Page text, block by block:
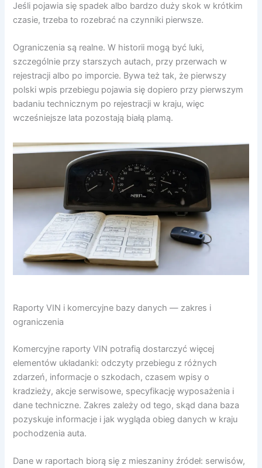
Jeśli pojawia się spadek albo bardzo duży skok w krótkim
czasie, trzeba to rozebrać na czynniki pierwsze.
Ograniczenia są realne. W historii mogą być luki,
szczególnie przy starszych autach, przy przerwach w
rejestracji albo po imporcie. Bywa też tak, że pierwszy
polski wpis przebiegu pojawia się dopiero przy pierwszym
badaniu technicznym po rejestracji w kraju, więc
wcześniejsze lata pozostają białą plamą.
Raporty VIN i komercyjne bazy danych — zakres i
ograniczenia
Komercyjne raporty VIN potrafią dostarczyć więcej
elementów układanki: odczyty przebiegu z różnych
zdarzeń, informacje o szkodach, czasem wpisy o
kradzieży, akcje serwisowe, specyfikację wyposażenia i
dane techniczne. Zakres zależy od tego, skąd dana baza
pozyskuje informacje i jak wygląda obieg danych w kraju
pochodzenia auta.
Dane w raportach biorą się z mieszaniny źródeł: serwisów,